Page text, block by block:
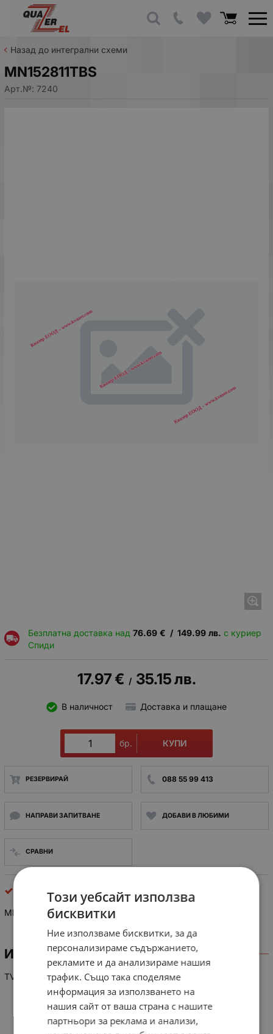
Назад до интегрални схеми
MN152811TBS
Арт.№: 7240
Безплатна доставка над 76.69 € / 149.99 лв. с куриер
Спиди
17.97€ / 35.15лв.
В наличност Доставка и плащане
бр. КУПИ
РЕЗЕРВИРАЙ 088 55 99 413
НАПРАВИ ЗАПИТВАНЕ ДОБАВИ В ЛЮБИМИ
СРАВНИ
интегрални схеми
MN 152811 TBS
ИНФОРМАЦИЯ
TV PANASONIC CPU
Този уебсайт използва
бисквитки
Ние използваме бисквитки, за да
персонализираме съдържанието,
рекламите и да анализираме нашия
трафик. Също така споделяме
информация за използването на
нашия сайт от ваша страна с нашите
партньори за реклама и анализи,